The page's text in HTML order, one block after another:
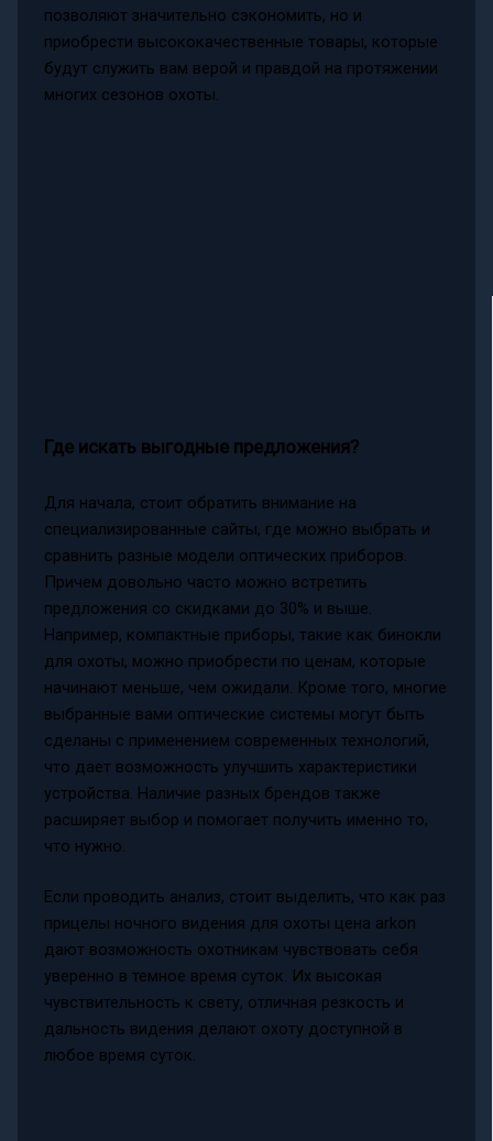
позволяют значительно сэкономить, но и
приобрести высококачественные товары, которые
будут служить вам верой и правдой на протяжении
многих сезонов охоты.
Где искать выгодные предложения?
Для начала, стоит обратить внимание на
специализированные сайты, где можно выбрать и
сравнить разные модели оптических приборов.
Причем довольно часто можно встретить
предложения со скидками до 30% и выше.
Например, компактные приборы, такие как бинокли
для охоты, можно приобрести по ценам, которые
начинают меньше, чем ожидали. Кроме того, многие
выбранные вами оптические системы могут быть
сделаны с применением современных технологий,
что дает возможность улучшить характеристики
устройства. Наличие разных брендов также
расширяет выбор и помогает получить именно то,
что нужно.
Если проводить анализ, стоит выделить, что как раз
прицелы ночного видения для охоты цена arkon
дают возможность охотникам чувствовать себя
уверенно в темное время суток. Их высокая
чувствительность к свету, отличная резкость и
дальность видения делают охоту доступной в
любое время суток.